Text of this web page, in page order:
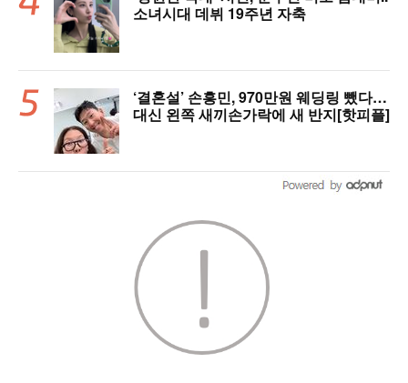
소녀시대 데뷔 19주년 자축
‘결혼설’ 손흥민, 970만원 웨딩링 뺐다…
대신 왼쪽 새끼손가락에 새 반지[핫피플]